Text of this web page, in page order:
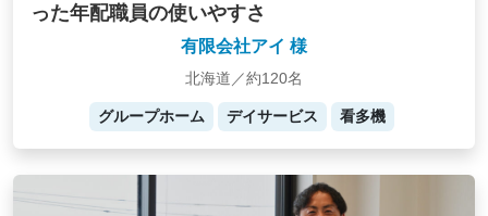
った年配職員の使いやすさ
有限会社アイ 様
北海道／約120名
グループホーム デイサービス 看多機